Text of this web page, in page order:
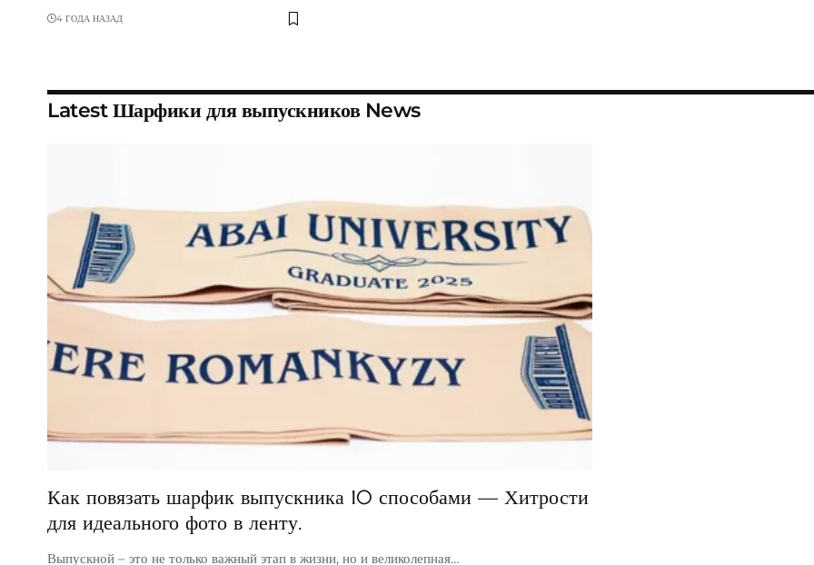
4 ГОДА НАЗАД
Latest Шарфики для выпускников News
Как повязать шарфик выпускника 10 способами — Хитрости
для идеального фото в ленту.
Выпускной – это не только важный этап в жизни, но и великолепная…